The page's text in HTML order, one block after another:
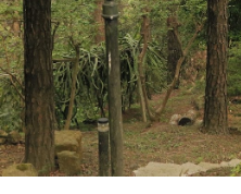
生活器具
古物道具
居家修繕道具材料